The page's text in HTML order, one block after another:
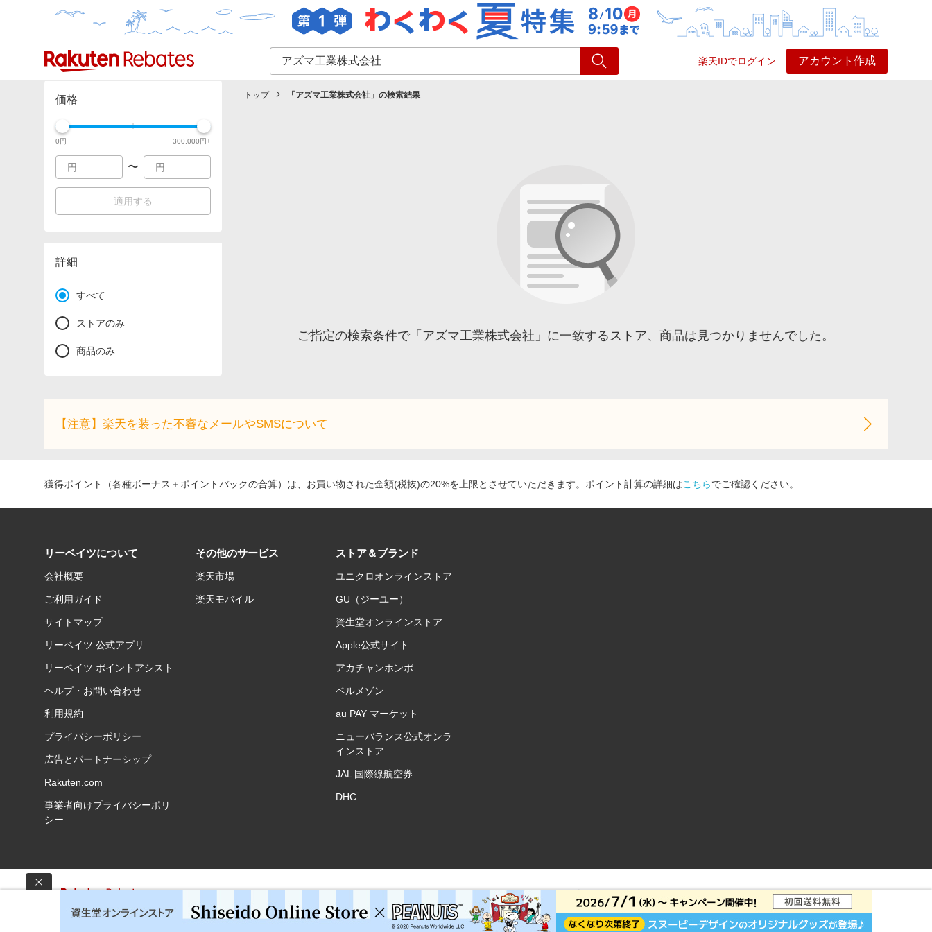
楽天IDでログイン アカウント作成
カテゴリー一覧 イベント一覧 ショッピング
価格
0円 300,000円+
〜
適用する
詳細
すべて
ストアのみ
商品のみ
トップ 「 アズマ工業株式会社 」の検索結果
ご指定の検索条件で「アズマ工業株式会社」に一致するストア、商品は見つかりませんでした。
【注意】楽天を装った不審なメールやSMSについて
獲得ポイント（各種ボーナス＋ポイントバックの合算）は、お買い物された金額(税抜)の20%を上限とさせていただきます。ポイント計算の詳細はこちらでご確認ください。
リーベイツについて
会社概要
ご利用ガイド
サイトマップ
リーベイツ 公式アプリ
リーベイツ ポイントアシスト
ヘルプ・お問い合わせ
利用規約
プライバシーポリシー
広告とパートナーシップ
Rakuten.com
事業者向けプライバシーポリ
シー
その他のサービス
楽天市場
楽天モバイル
ストア＆ブランド
ユニクロオンラインストア
GU（ジーユー）
資生堂オンラインストア
Apple公式サイト
アカチャンホンポ
ベルメゾン
au PAY マーケット
ニューバランス公式オンラ
インストア
JAL 国際線航空券
DHC
楽天ポイントサイト © Rakuten Group, Inc.